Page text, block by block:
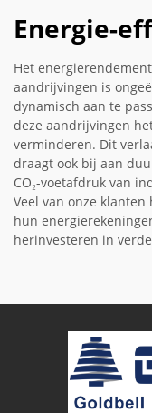
Energie-
Het
aandrijvingen is
dynamisch aan te
deze aandrijvingen
verminderen. Dit
draagt ook bij aan
CO₂-voetafdruk van
Veel van onze
hun
herinvesteren in